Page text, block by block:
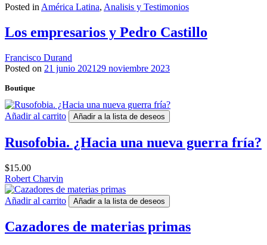
Posted in América Latina, Analisis y Testimonios
Los empresarios y Pedro Castillo
Francisco Durand
Posted on 21 junio 2021 29 noviembre 2023
Boutique
Añadir al carrito Añadir a la lista de deseos
Rusofobia. ¿Hacia una nueva guerra fría?
$15.00
Robert Charvin
Añadir al carrito Añadir a la lista de deseos
Cazadores de materias primas